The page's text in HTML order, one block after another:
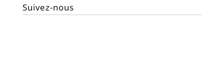
Suivez-nous